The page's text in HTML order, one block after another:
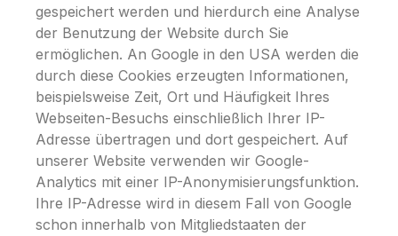
gespeichert werden und hierdurch eine Analyse
der Benutzung der Website durch Sie
ermöglichen. An Google in den USA werden die
durch diese Cookies erzeugten Informationen,
beispielsweise Zeit, Ort und Häufigkeit Ihres
Webseiten-Besuchs einschließlich Ihrer IP-
Adresse übertragen und dort gespeichert. Auf
unserer Website verwenden wir Google-
Analytics mit einer IP-Anonymisierungsfunktion.
Ihre IP-Adresse wird in diesem Fall von Google
schon innerhalb von Mitgliedstaaten der